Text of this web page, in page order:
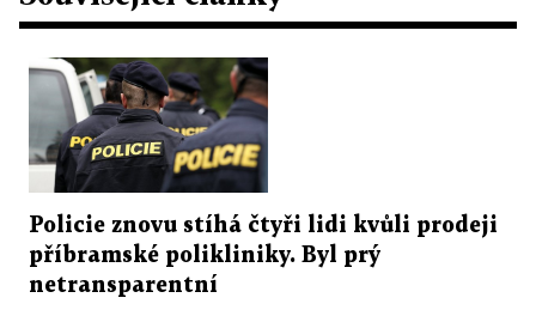
Policie znovu stíhá čtyři lidi kvůli prodeji
příbramské polikliniky. Byl prý
netransparentní